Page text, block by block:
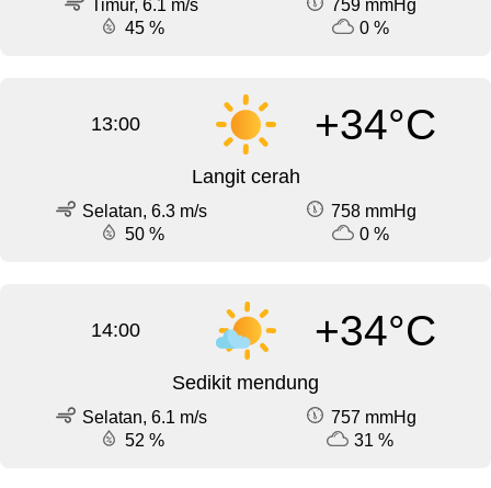
Timur, 6.1 m/s
759 mmHg
45 %
0 %
13:00 +34°C
Langit cerah
Selatan, 6.3 m/s
758 mmHg
50 %
0 %
14:00 +34°C
Sedikit mendung
Selatan, 6.1 m/s
757 mmHg
52 %
31 %